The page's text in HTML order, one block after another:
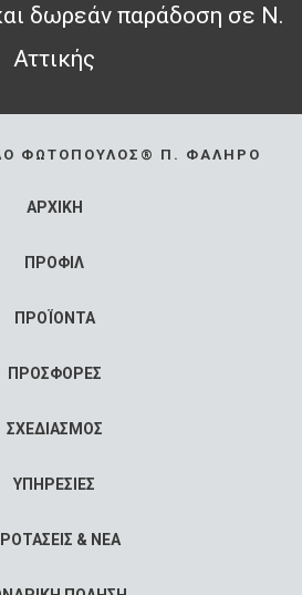
δωρεάν παράδοση σε Ν.
Αττικής
ΦΩΤΌΠΟΥΛΟΣ® Π. ΦΆΛΗΡΟ
ΑΡΧΙΚΗ
ΠΡΟΦΙΛ
ΠΡΟΪΟΝΤΑ
ΠΡΟΣΦΟΡΕΣ
ΣΧΕΔΙΑΣΜΟΣ
ΥΠΗΡΕΣΙΕΣ
& ΝΕΑ